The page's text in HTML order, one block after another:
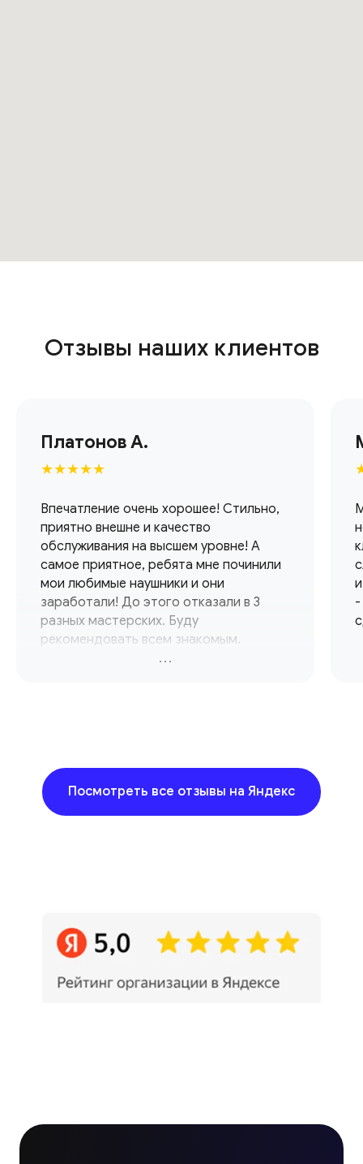
Отзывы наших клиентов
Платонов А.
★★★★★
Впечатление очень хорошее! Стильно,
приятно внешне и качество
обслуживания на высшем уровне! А
самое приятное, ребята мне починили
мои любимые наушники и они
заработали! До этого отказали в 3
разных мастерских. Буду
рекомендовать всем знакомым.
Спасибо вам ребята!
-
Посмотреть все отзывы на Яндекс